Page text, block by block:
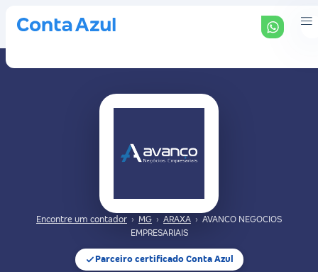
Encontre um contador › MG › ARAXA › AVANCO NEGOCIOS
EMPRESARIAIS
Parceiro certificado Conta Azul